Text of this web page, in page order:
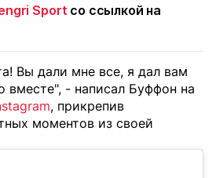
Sport со ссылкой на
Вы дали мне все, я дал вам
вместе", - написал Буффон на
, прикрепив
моментов из своей